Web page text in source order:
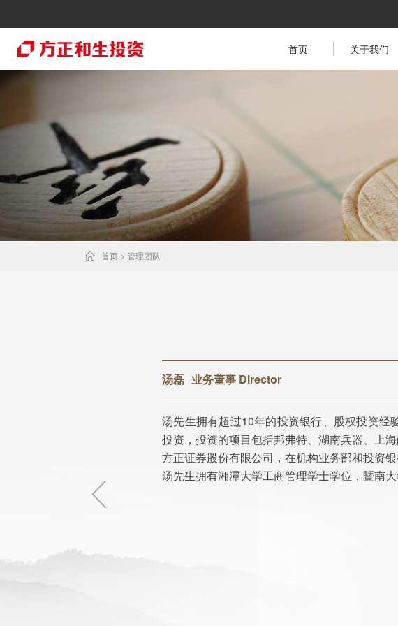
首页 关于我们
首页 > 管理团队
汤磊 业务董事 Director
汤先生拥有超过10年的投资银行、股权投资
投资，投资的项目包括邦弗特、湖南兵器、上
方正证券股份有限公司，在机构业务部和投资银
汤先生拥有湘潭大学工商管理学士学位，暨南大